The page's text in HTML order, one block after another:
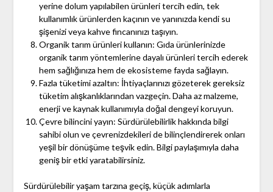
yerine dolum yapılabilen ürünleri tercih edin, tek
kullanımlık ürünlerden kaçının ve yanınızda kendi su
şişenizi veya kahve fincanınızı taşıyın.
Organik tarım ürünleri kullanın: Gıda ürünlerinizde
organik tarım yöntemlerine dayalı ürünleri tercih ederek
hem sağlığınıza hem de ekosisteme fayda sağlayın.
Fazla tüketimi azaltın: İhtiyaçlarınızı gözeterek gereksiz
tüketim alışkanlıklarından vazgeçin. Daha az malzeme,
enerji ve kaynak kullanımıyla doğal dengeyi koruyun.
Çevre bilincini yayın: Sürdürülebilirlik hakkında bilgi
sahibi olun ve çevrenizdekileri de bilinçlendirerek onları
yeşil bir dönüşüme teşvik edin. Bilgi paylaşımıyla daha
geniş bir etki yaratabilirsiniz.
Sürdürülebilir yaşam tarzına geçiş, küçük adımlarla